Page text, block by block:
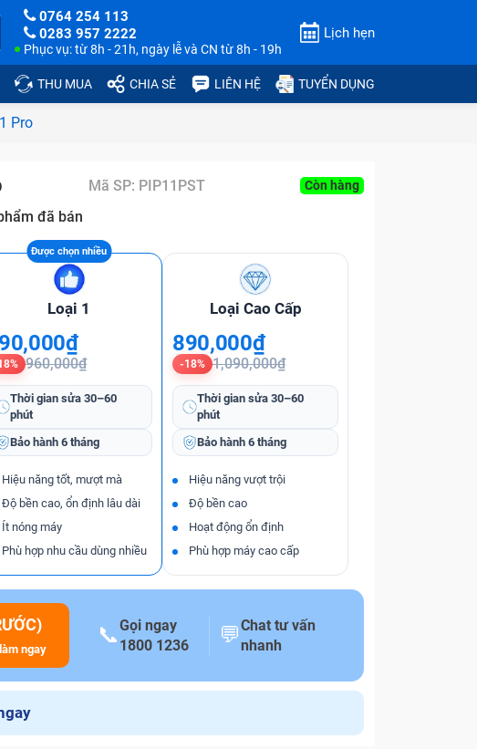
0764 254 113
0283 957 2222
Phục vụ: từ 8h - 21h, ngày lễ và CN từ 8h - 19h
Lịch hẹn
THU MUA CHIA SẺ LIÊN HỆ TUYỂN DỤNG
Pro
Mã SP: PIP11PST Còn hàng
đã bán
Loại 1
960,000₫
Thời gian sửa 30–60
phút
Bảo hành 6 tháng
Hiệu năng tốt, mượt mà
Độ bền cao, ổn định lâu dài
Ít nóng máy
Phù hợp nhu cầu dùng nhiều
Loại Cao Cấp
890,000₫
-18% 1,090,000₫
Thời gian sửa 30–60
phút
Bảo hành 6 tháng
Hiệu năng vượt trội
Độ bền cao
Hoạt động ổn định
Phù hợp máy cao cấp
ngay
📞Gọi ngay
1800 1236
💬Chat tư vấn
nhanh